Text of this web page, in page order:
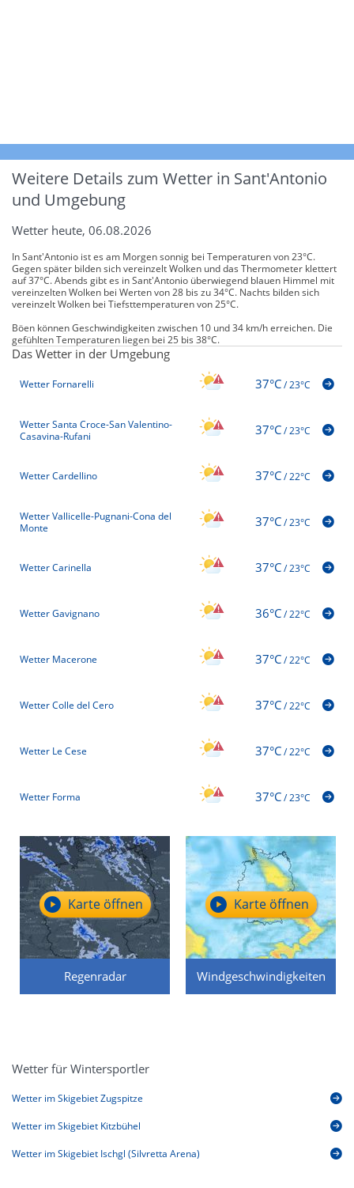
Weitere Details zum Wetter in Sant'Antonio
und Umgebung
Wetter heute, 06.08.2026
In Sant'Antonio ist es am Morgen sonnig bei Temperaturen von 23°C.
Gegen später bilden sich vereinzelt Wolken und das Thermometer klettert
auf 37°C. Abends gibt es in Sant'Antonio überwiegend blauen Himmel mit
vereinzelten Wolken bei Werten von 28 bis zu 34°C. Nachts bilden sich
vereinzelt Wolken bei Tiefsttemperaturen von 25°C.
Böen können Geschwindigkeiten zwischen 10 und 34 km/h erreichen. Die
gefühlten Temperaturen liegen bei 25 bis 38°C.
Das Wetter in der Umgebung
Wetter Fornarelli 37°C/23°C
Wetter Santa Croce-San Valentino-
Casavina-Rufani
37°C/23°C
Wetter Cardellino 37°C/22°C
Wetter Vallicelle-Pugnani-Cona del
Monte
37°C/23°C
Wetter Carinella 37°C/23°C
Wetter Gavignano 36°C/22°C
Wetter Macerone 37°C/22°C
Wetter Colle del Cero 37°C/22°C
Wetter Le Cese 37°C/22°C
Wetter Forma 37°C/23°C
Regenradar
Karte öffnen
Windgeschwindigkeiten
Karte öffnen
Wetter für Wintersportler
Wetter im Skigebiet Zugspitze
Wetter im Skigebiet Kitzbühel
Wetter im Skigebiet Ischgl (Silvretta Arena)